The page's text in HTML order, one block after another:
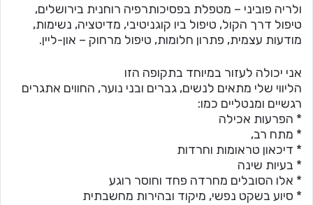
ולריה פוביני – מטפלת בפסיכותרפיה רוחנית בירושלים,
טיפול דרך הקול, טיפול ביו קוגניטיבי, מדיטציה, נשימות,
מודעות עצמית, פתרון חלומות, טיפול מרחוק – און-ליין.
אני יכולה לעזור במיוחד בתקופה הזו
הליווי שלי מתאים לנשים, גברים ובני נוער, החווים אתגרים
רגשיים ומנטליים כמו:
* הפרעות אכילה
* מתח רב,
* דיכאון טראומות וחרדות
* בעיות שינה
* אלו הסובלים מחרדה פחד וחוסר רוגע
* סיוע בשקט נפשי, מיקוד ובהירות מחשבתית